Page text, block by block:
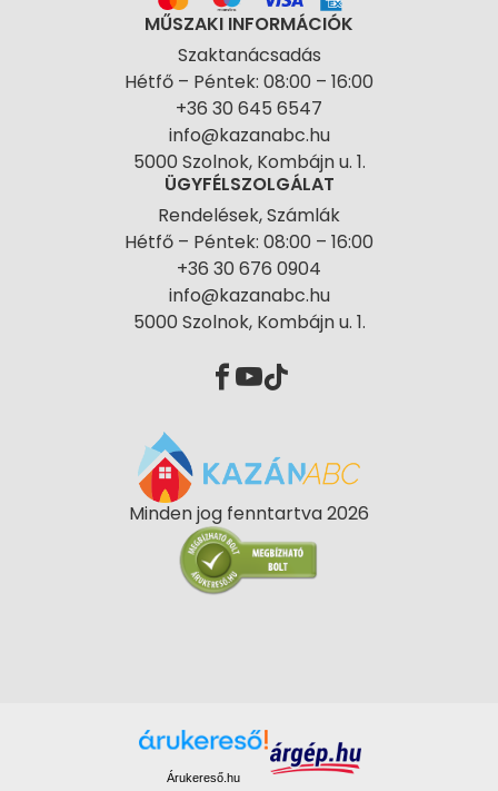
MŰSZAKI INFORMÁCIÓK
Szaktanácsadás
Hétfő – Péntek: 08:00 – 16:00
+36 30 645 6547
info@kazanabc.hu
5000 Szolnok, Kombájn u. 1.
ÜGYFÉLSZOLGÁLAT
Rendelések, Számlák
Hétfő – Péntek: 08:00 – 16:00
+36 30 676 0904
info@kazanabc.hu
5000 Szolnok, Kombájn u. 1.
Minden jog fenntartva 2026
Árukereső.hu